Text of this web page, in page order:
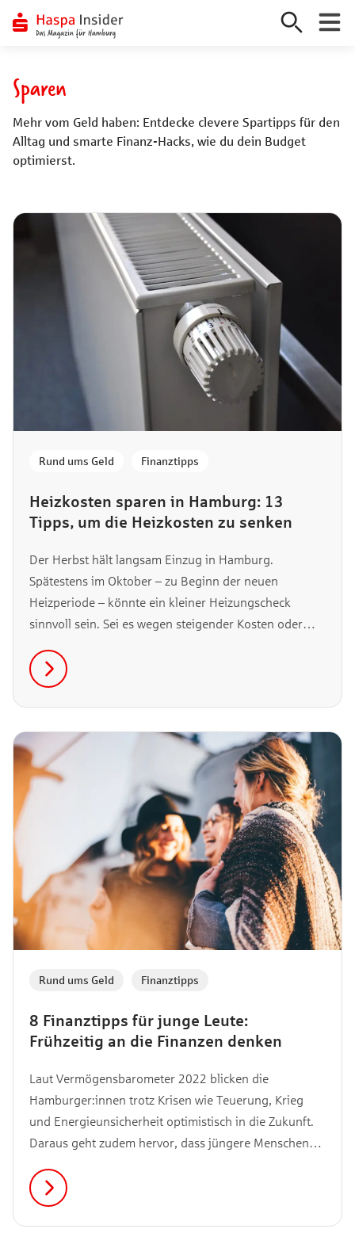
springen
Sparen
Mehr vom Geld haben: Entdecke clevere Spartipps für den
Alltag und smarte Finanz-Hacks, wie du dein Budget
optimierst.
Heizkosten sparen in Hamburg: 13
Tipps, um die Heizkosten zu senken
Rund ums Geld Finanztipps
Der Herbst hält langsam Einzug in Hamburg.
Spätestens im Oktober – zu Beginn der neuen
Heizperiode – könnte ein kleiner Heizungscheck
sinnvoll sein. Sei es wegen steigender Kosten oder
Verbrauch zu achten. Wir haben daher 13 Tipps und
Tricks für dich, wie du deine Heizkosten ganz einfach
senken kannst.
8 Finanztipps für junge Leute:
Frühzeitig an die Finanzen denken
Rund ums Geld Finanztipps
Laut Vermögensbarometer 2022 blicken die
Hamburger:innen trotz Krisen wie Teuerung, Krieg
und Energieunsicherheit optimistisch in die Zukunft.
Daraus geht zudem hervor, dass jüngere Menschen
29-Jährigen empfinden ihre Finanzlage als (sehr) gut.
Wir haben für dich 8 Finanztipps, wie auch du bereits
frühzeitig die richtigen finanziellen Entscheidungen